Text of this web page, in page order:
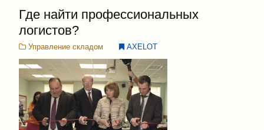
Где найти профессиональных
логистов?
Управление складом AXELOT